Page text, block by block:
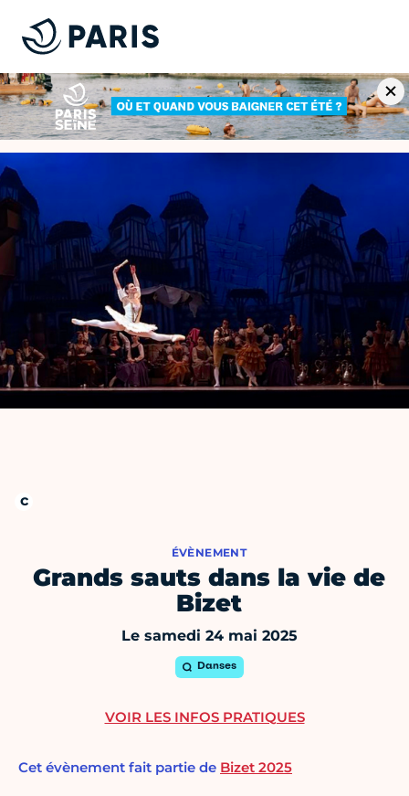
ÉVÈNEMENT
Grands sauts dans la vie de
Bizet
Le samedi 24 mai 2025
Danses
Cet évènement fait partie de Bizet 2025
VOIR LES INFOS PRATIQUES